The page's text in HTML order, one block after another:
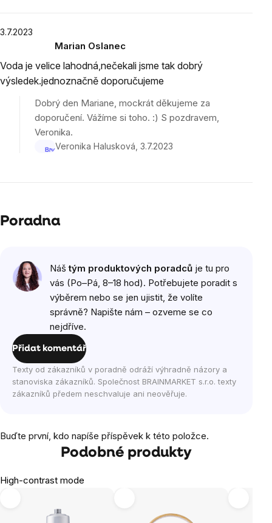
Marian Oslanec
produktu
je
3.7.2023
Voda je velice lahodná,nečekali jsme tak dobrý
výsledek.jednoznačně doporučujeme
Veronika Halusková 3.7.2023
Dobrý den Mariane, mockrát děkujeme za
doporučení. Vážíme si toho. :) S pozdravem,
Veronika.
Poradna
Náštým produktových poradců je tu pro
vás (Po–Pá, 8–18 hod). Potřebujete poradit s
výběrem nebo se jen ujistit, že volíte
správně? Napište nám – ozveme se co
nejdříve.
Přidat komentář
Texty od zákazníků v poradně odráží výhradně názory a
stanoviska zákazníků. Společnost BRAINMARKET s.r.o. texty
zákazníků předem neschvaluje ani neověřuje.
Buďte první, kdo napíše příspěvek k této položce.
Podobné produkty
High-contrast mode